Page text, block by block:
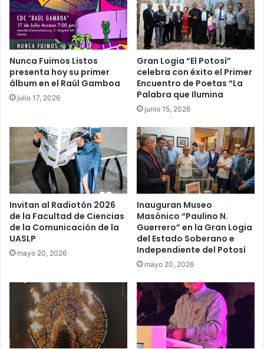
Nunca Fuimos Listos
presenta hoy su primer
álbum en el Raúl Gamboa
julio 17, 2026
Gran Logia “El Potosí”
celebra con éxito el Primer
Encuentro de Poetas “La
Palabra que Ilumina
junio 15, 2026
Invitan al Radiotón 2026
de la Facultad de Ciencias
de la Comunicación de la
UASLP
mayo 20, 2026
Inauguran Museo
Masónico “Paulino N.
Guerrero” en la Gran Logia
del Estado Soberano e
Independiente del Potosí
mayo 20, 2026